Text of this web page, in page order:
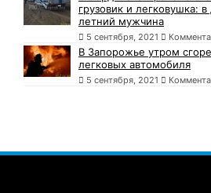
грузовик и легковушка:
летний мужчина
5 сентября, 2021
В Запорожье утром
легковых автомобиля
5 сентября, 2021